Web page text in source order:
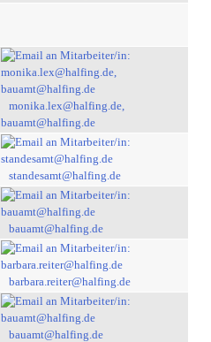
monika.lex@halfing.de,
bauamt@halfing.de
standesamt@halfing.de
bauamt@halfing.de
barbara.reiter@halfing.de
bauamt@halfing.de